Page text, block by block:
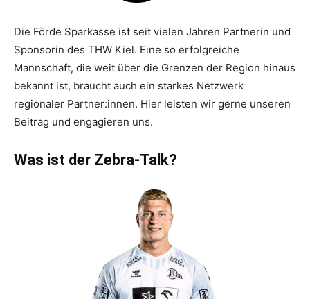
Die Förde Sparkasse ist seit vielen Jahren Partnerin und
Sponsorin des THW Kiel. Eine so erfolgreiche
Mannschaft, die weit über die Grenzen der Region hinaus
bekannt ist, braucht auch ein starkes Netzwerk
regionaler Partner:innen. Hier leisten wir gerne unseren
Beitrag und engagieren uns.
Was ist der Zebra-Talk?